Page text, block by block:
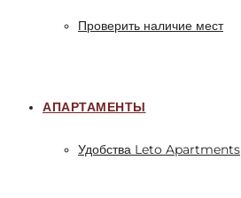
Проверить наличие мест
АПАРТАМЕНТЫ
Удобства Leto Apartments